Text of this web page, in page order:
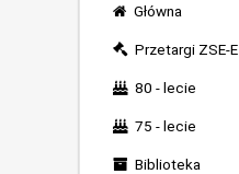
Główna
Przetargi ZSE-E
80 - lecie
75 - lecie
Biblioteka